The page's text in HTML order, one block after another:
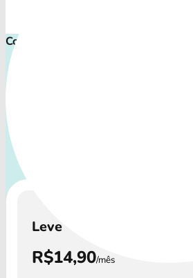
Comece cuidar ainda hoje!
Leve
R$14,90/mês